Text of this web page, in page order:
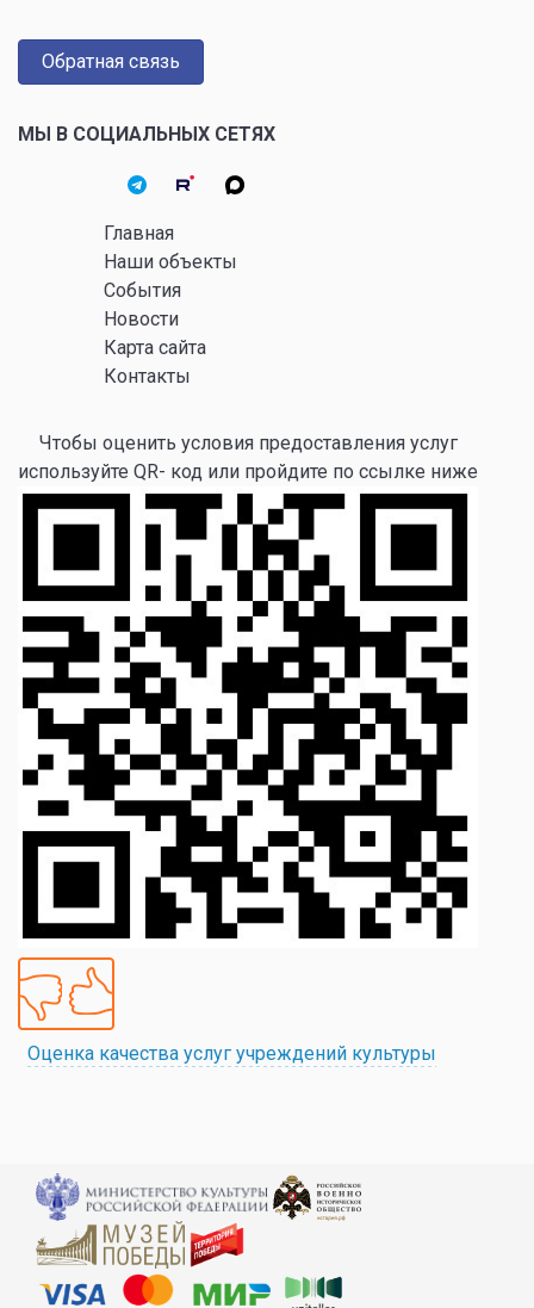
Обратная связь
МЫ В СОЦИАЛЬНЫХ СЕТЯХ
Главная
Наши объекты
События
Новости
Карта сайта
Контакты
Чтобы оценить условия предоставления услуг
используйте QR- код или пройдите по ссылке ниже
Оценка качества услуг учреждений культуры